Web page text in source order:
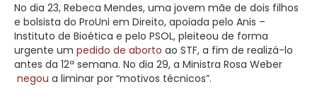
No dia 23, Rebeca Mendes, uma jovem mãe de dois filhos
e bolsista do ProUni em Direito, apoiada pelo Anis –
Instituto de Bioética e pelo PSOL, pleiteou de forma
urgente um pedido de aborto ao STF, a fim de realizá-lo
antes da 12ª semana. No dia 29, a Ministra Rosa Weber
negou a liminar por “motivos técnicos”.